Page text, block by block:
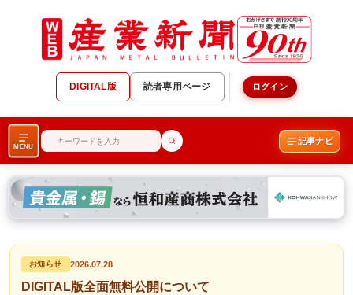
DIGITAL版 読者専用ページ ログイン
MENU
記事ナビ
お知らせ 2026.07.28
DIGITAL版全面無料公開について